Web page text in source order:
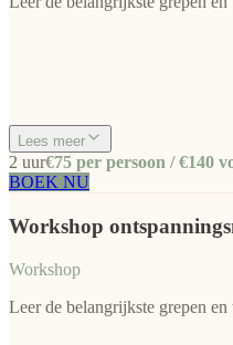
Lees meer
2 uur€75 per persoon / €140
BOEK NU
Workshop
Workshop
Leer de belangrijkste grepen